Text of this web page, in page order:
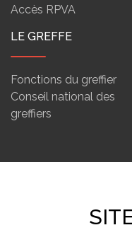
Accès RPVA
LE GREFFE
Fonctions du greffier
Conseil national des
greffiers